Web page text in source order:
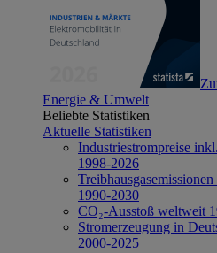
Energie & Umwelt
Beliebte Statistiken
Aktuelle Statistiken
Industriestrompreise
1998-2026
1990-2030
CO₂-Ausstoß weltweit
Stromerzeugung in
2000-2025